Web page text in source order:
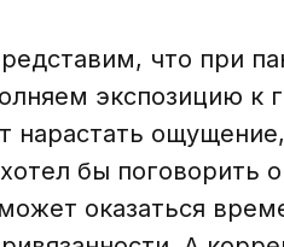
что при
экспозицию к
нарастать
бы поговорить
оказаться